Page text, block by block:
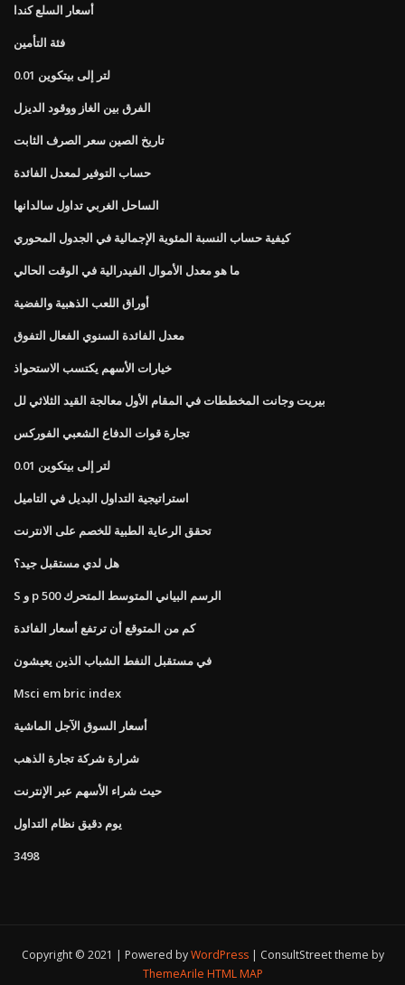
أسعار السلع كندا
فئة التأمين
0.01 لتر إلى بيتكوين
الفرق بين الغاز ووقود الديزل
تاريخ الصين سعر الصرف الثابت
حساب التوفير لمعدل الفائدة
الساحل الغربي تداول سالدانها
كيفية حساب النسبة المئوية الإجمالية في الجدول المحوري
ما هو معدل الأموال الفيدرالية في الوقت الحالي
أوراق اللعب الذهبية والفضية
معدل الفائدة السنوي الفعال التفوق
خيارات الأسهم يكتسب الاستحواذ
بيريت وجانت المخططات في المقام الأول معالجة القيد الثلاثي لل
تجارة قوات الدفاع الشعبي الفوركس
0.01 لتر إلى بيتكوين
استراتيجية التداول البديل في التاميل
تحقق الرعاية الطبية للخصم على الانترنت
هل لدي مستقبل جيد؟
S و p 500 الرسم البياني المتوسط ​​المتحرك
كم من المتوقع أن ترتفع أسعار الفائدة
في مستقبل النفط الشباب الذين يعيشون
Msci em bric index
أسعار السوق الآجل الماشية
شرارة شركة تجارة الذهب
حيث شراء الأسهم عبر الإنترنت
يوم دقيق نظام التداول
3498
Copyright © 2021 | Powered byWordPress
ConsultStreet theme by
ThemeArile HTML MAP